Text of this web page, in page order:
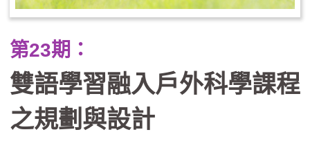
第23期：
雙語學習融入戶外科學課程
之規劃與設計